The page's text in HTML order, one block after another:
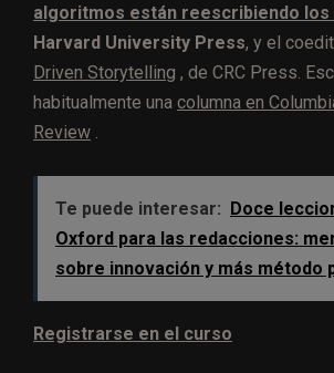
algoritmos están reescribiendo los
Harvard University Press, y el
Driven Storytelling , de CRC Press.
habitualmente una columna en
Review
Te puede interesar: Doce
Oxford para las redacciones:
sobre innovación y más método
Registrarse en el curso